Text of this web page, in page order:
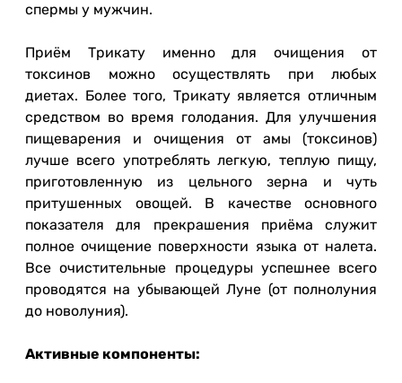
спермы у мужчин.
Приём Трикату именно для очищения от
токсинов можно осуществлять при любых
диетах. Более того, Трикату является отличным
средством во время голодания. Для улучшения
пищеварения и очищения от амы (токсинов)
лучше всего употреблять легкую, теплую пищу,
приготовленную из цельного зерна и чуть
притушенных овощей. В качестве основного
показателя для прекрашения приёма служит
полное очищение поверхности языка от налета.
Все очистительные процедуры успешнее всего
проводятся на убывающей Луне (от полнолуния
до новолуния).
Активные компоненты: